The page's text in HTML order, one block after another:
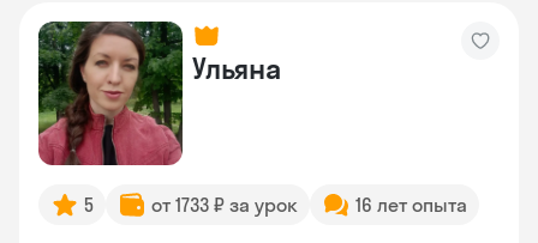
Ульяна
5 от 1733 ₽ за урок 16 лет опыта